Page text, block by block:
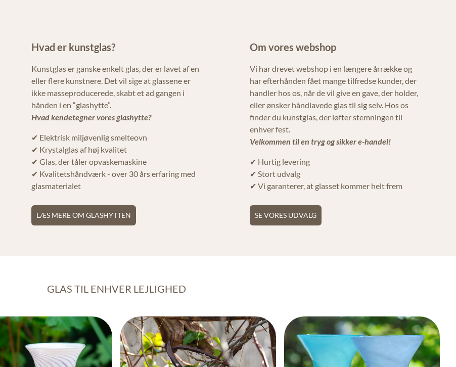
Hvad er kunstglas?
Kunstglas er ganske enkelt glas, der er lavet af en
eller flere kunstnere. Det vil sige at glassene er
ikke masseproducerede, skabt et ad gangen i
hånden i en “glashytte”.
Hvad kendetegner vores glashytte?
✔ Elektrisk miljøvenlig smelteovn
✔ Krystalglas af høj kvalitet
✔ Glas, der tåler opvaskemaskine
✔ Kvalitetshåndværk - over 30 års erfaring med
glasmaterialet
LÆS MERE OM GLASHYTTEN
Om vores webshop
Vi har drevet webshop i en længere årrække og
har efterhånden fået mange tilfredse kunder, der
handler hos os, når de vil give en gave, der holder,
eller ønsker håndlavede glas til sig selv. Hos os
finder du kunstglas, der løfter stemningen til
enhver fest.
Velkommen til en tryg og sikker e-handel!
✔ Hurtig levering
✔ Stort udvalg
✔ Vi garanterer, at glasset kommer helt frem
SE VORES UDVALG
GLAS TIL ENHVER LEJLIGHED